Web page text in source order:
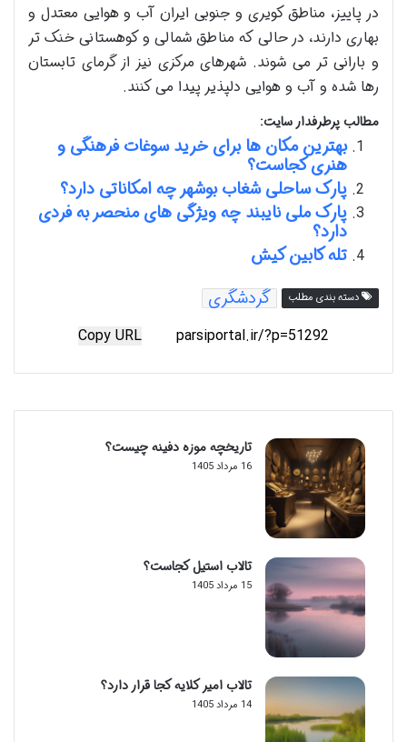
در پاییز، مناطق کویری و جنوبی ایران آب و هوایی معتدل و
بهاری دارند، در حالی که مناطق شمالی و کوهستانی خنک تر
و بارانی تر می شوند. شهرهای مرکزی نیز از گرمای تابستان
رها شده و آب و هوایی دلپذیر پیدا می کنند.
مطالب پرطرفدار سایت:
بهترین مکان ها برای خرید سوغات فرهنگی و
هنری کجاست؟
پارک ساحلی شغاب بوشهر چه امکاناتی دارد؟
پارک ملی نایبند چه ویژگی های منحصر به فردی
دارد؟
تله کابین کیش
دسته بندی مطلب گردشگری
Copy URL
تاریخچه موزه دفینه چیست؟
16 مرداد 1405
تالاب استیل کجاست؟
15 مرداد 1405
تالاب امیر کلایه کجا قرار دارد؟
14 مرداد 1405